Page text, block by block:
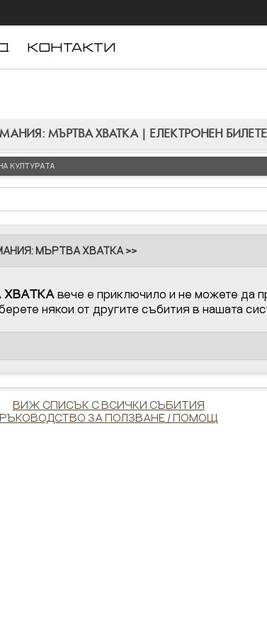
КОНТАКТИ
МЪРТВА ХВАТКА | ЕЛЕКТРОНЕН
КУЛТУРАТА
МЪРТВА ХВАТКА >>
вече е приключило и не можете да
някои от другите събития в нашата
ВИЖ СПИСЪК С ВСИЧКИ СЪБИТИЯ
РЪКОВОДСТВО ЗА ПОЛЗВАНЕ / ПОМОЩ